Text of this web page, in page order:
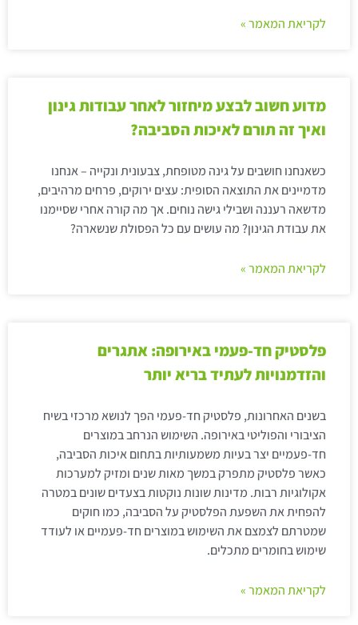
לקריאת המאמר »
מדוע חשוב לבצע מיחזור לאחר עבודות גינון
ואיך זה תורם לאיכות הסביבה?
כשאנחנו חושבים על גינה מטופחת, צבעונית ונקייה – אנחנו
מדמיינים את התוצאה הסופית: עצים ירוקים, פרחים מרהיבים,
מדשאה רעננה ושבילי גישה נוחים. אך מה קורה אחרי שסיימנו
את עבודת הגינון? מה עושים עם כל הפסולת שנשארה?
לקריאת המאמר »
פלסטיק חד-פעמי באירופה: אתגרים
והזדמנויות לעתיד בריא יותר
בשנים האחרונות, פלסטיק חד-פעמי הפך לנושא מרכזי בשיח
הציבורי והפוליטי באירופה. השימוש הנרחב במוצרים
חד-פעמיים יצר בעיות משמעותיות בתחום איכות הסביבה,
כאשר פלסטיק מתפרק במשך מאות שנים ומזיק למערכות
אקולוגיות רבות. מדינות שונות נוקטות בצעדים שונים במטרה
להפחית את השפעת הפלסטיק על הסביבה, כמו חוקים
שמטרתם לצמצם את השימוש במוצרים חד-פעמיים או לעודד
שימוש בחומרים מתכלים.
לקריאת המאמר »